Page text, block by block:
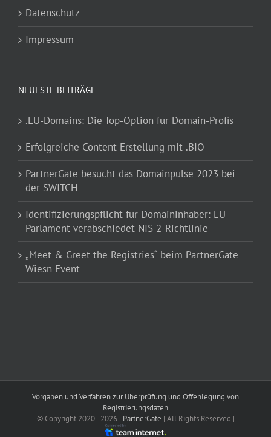
Datenschutz
Impressum
NEUESTE BEITRÄGE
.EU-Domains: Die Top-Option für Domain-Profis
Erfolgreiche Content-Erstellung mit .BIO
PartnerGate besucht das Domainpulse 2023 bei
der SWITCH
Identifizierungspflicht für Domaininhaber: EU-
Parlament verabschiedet NIS 2-Richtlinie
„Meet & Greet the Registries“ beim PartnerGate
Wiesn Event
Vorgaben und Verfahren zur Überprüfung und Offenlegung von
Registrierungsdaten
© Copyright 2020 - 2026 | PartnerGate | All Rights Reserved |